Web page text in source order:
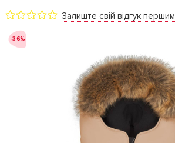
Залиште свій відгук першим
-36%